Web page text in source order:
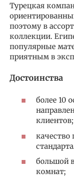
Турецкая
поэтому в
коллекции.
популярные
приятным в
Достоинства
более 10
клиентов;
качество
большой
комнат;